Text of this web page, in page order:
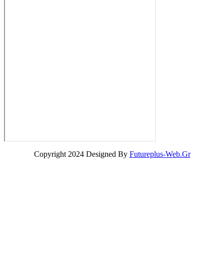
Copyright 2024 Designed By Futureplus-Web.Gr